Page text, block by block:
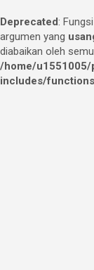
Deprecated:
argumen yang
diabaikan oleh
/home/u1551005/
includes/